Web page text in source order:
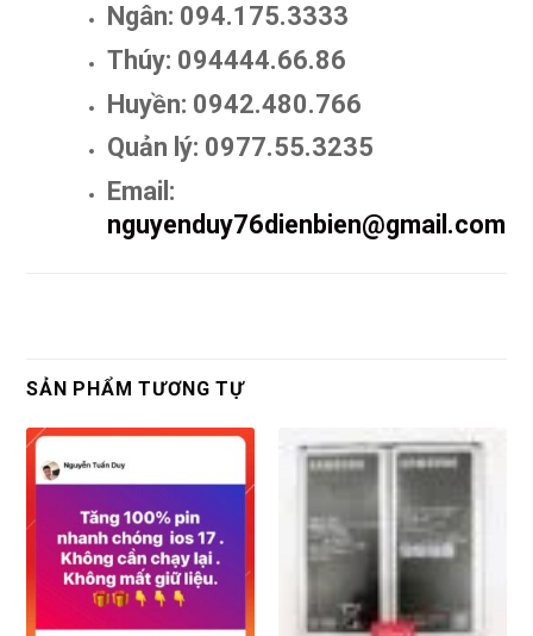
Ngân: 094.175.3333
Thúy: 094444.66.86
Huyền: 0942.480.766
Quản lý: 0977.55.3235
Email:
nguyenduy76dienbien@gmail.com
SẢN PHẨM TƯƠNG TỰ